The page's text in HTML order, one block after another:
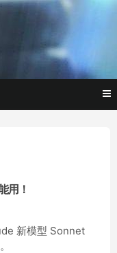
不是
塔克
用！
新模型 Sonnet